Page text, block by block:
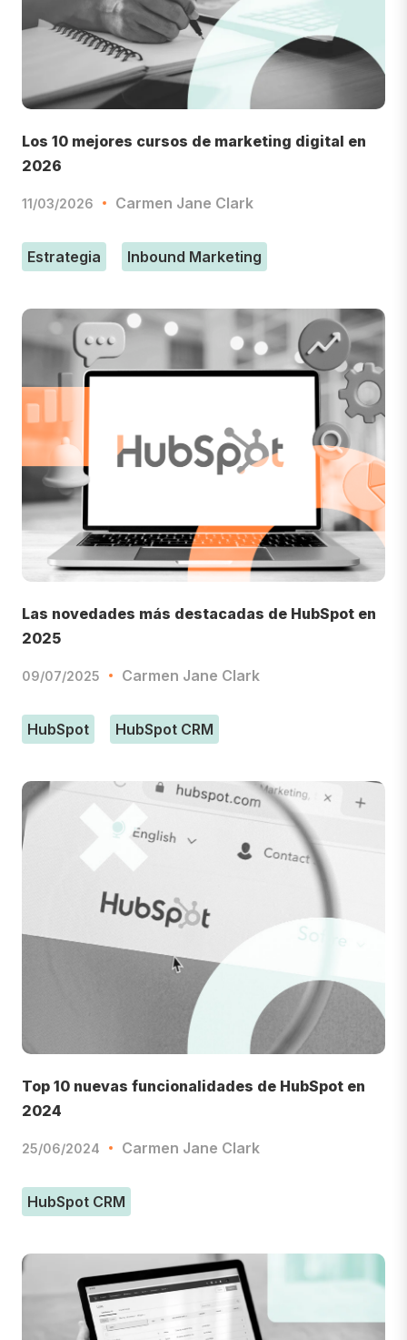
Los 10 mejores cursos de marketing digital en
2026
11/03/2026 Carmen Jane Clark
Estrategia Inbound Marketing
Las novedades más destacadas de HubSpot en
2025
09/07/2025 Carmen Jane Clark
HubSpot HubSpot CRM
Top 10 nuevas funcionalidades de HubSpot en
2024
25/06/2024 Carmen Jane Clark
HubSpot CRM